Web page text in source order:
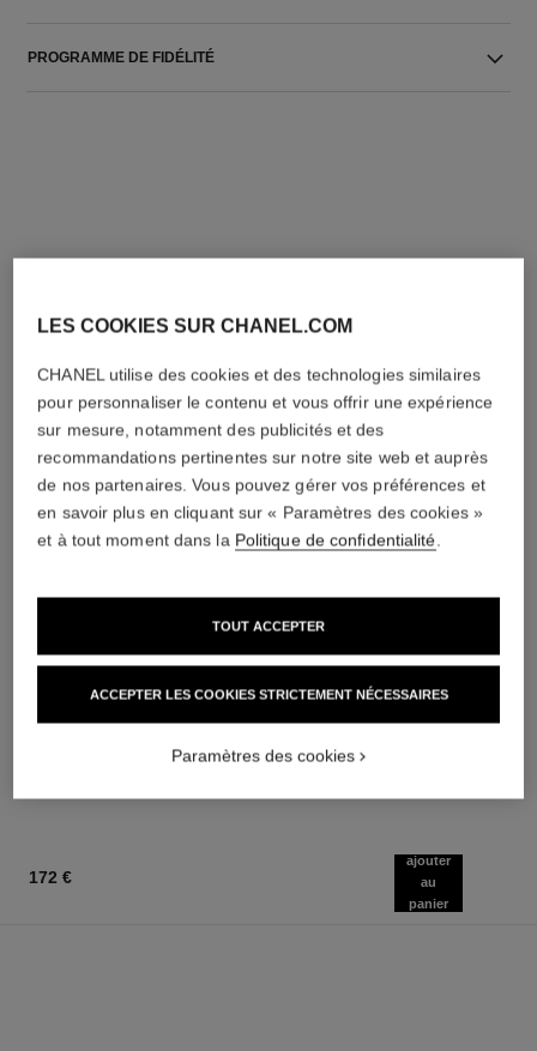
PROGRAMME DE FIDÉLITÉ
Eau de Parfum Vaporisateur
Réf. 119530
AJOUTER AU PANIER
Le Rouge Velours Lumineux
Réf. 162580
172 €
ajouter
au
panier
LES COOKIES SUR CHANEL.COM
CHANEL utilise des cookies et des technologies similaires
pour personnaliser le contenu et vous offrir une expérience
sur mesure, notamment des publicités et des
recommandations pertinentes sur notre site web et auprès
de nos partenaires. Vous pouvez gérer vos préférences et
en savoir plus en cliquant sur « Paramètres des cookies »
et à tout moment dans la Politique de confidentialité
ACCEPTER LES COOKIES STRICTEMENT NÉCESSAIRES
TOUT ACCEPTER
Paramètres des cookies